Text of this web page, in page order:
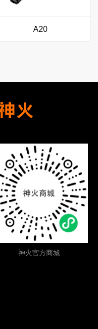
A20
神火官方商城